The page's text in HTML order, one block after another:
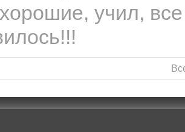
учил,